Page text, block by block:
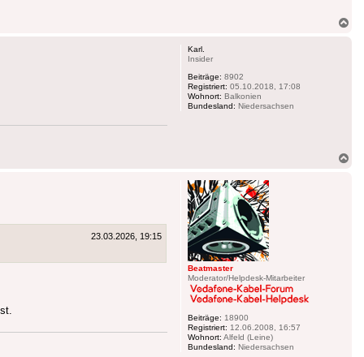
Karl.
Insider
Beiträge: 8902
Registriert: 05.10.2018, 17:08
Wohnort: Balkonien
Bundesland: Niedersachsen
Beatmaster
Moderator/Helpdesk-Mitarbeiter
Beiträge: 18900
Registriert: 12.06.2008, 16:57
Wohnort: Alfeld (Leine)
Bundesland: Niedersachsen
23.03.2026, 19:15